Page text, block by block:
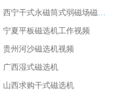
西宁干式永磁筒式弱磁场磁选机结构图
宁夏平板磁选机工作视频
贵州河沙磁选机视频
广西湿式磁选机
山西求购干式磁选机